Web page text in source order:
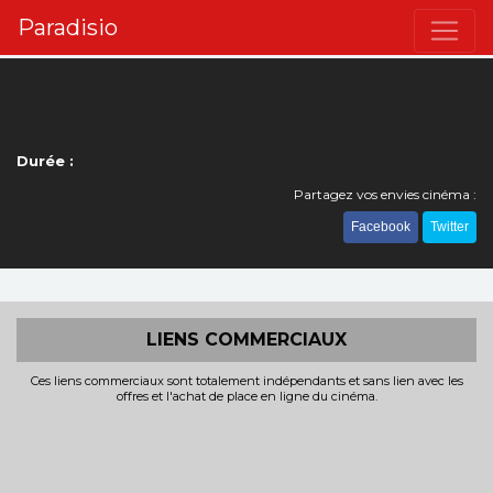
Paradisio
Durée :
Partagez vos envies cinéma :
Facebook Twitter
LIENS COMMERCIAUX
Ces liens commerciaux sont totalement indépendants et sans lien avec les
offres et l'achat de place en ligne du cinéma.